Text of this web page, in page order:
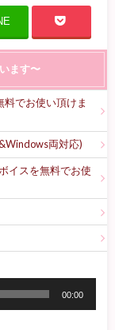
ます〜
でお使い頂けま
両対応)
イスを無料でお使
00:00